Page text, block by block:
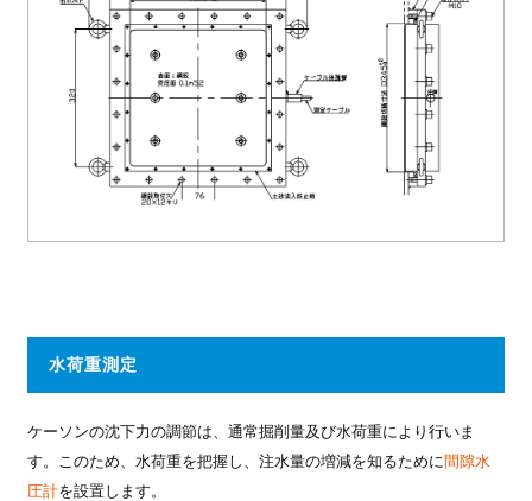
水荷重測定
ケーソンの沈下力の調節は、通常掘削量及び水荷重により行いま
す。このため、水荷重を把握し、注水量の増減を知るために間隙水
圧計を設置します。